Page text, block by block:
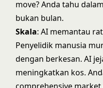
move? Anda tahu
bukan bulan.
Skala: AI memantau
Penyelidik manusia
dengan berkesan. AI
meningkatkan kos.